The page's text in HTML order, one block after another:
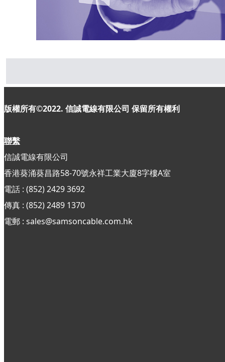
版權所有©2022. 信誠電線有限公司 保留所有權利
聯繫
信誠電線有限公司
香港葵涌葵昌路58-70號永祥工業大廈8字樓A室
電話 : (852) 2429 3692
傳真 : (852)2489 1370
電郵 : sales@samsoncable.com.hk